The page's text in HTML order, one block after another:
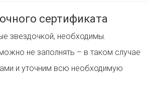
сертификата
звездочкой, необходимы.
не заполнять – в таком случае
и уточним всю необходимую